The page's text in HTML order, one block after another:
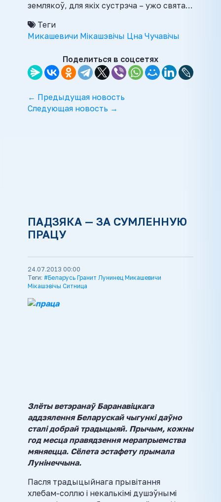
землякоў, для якіх сустрэча – ужо свята…
Теги
Микашевичи Мікашэвічы Цна Чучавічы
Поделиться в соцсетях
← Предыдущая новость
Следующая новость →
ПАДЗЯКА — ЗА СУМЛЕННУЮ
ПРАЦУ
24.07.2013 00:00
Теги: #Беларусь Гранит Лунинец Микашевичи
Мікашэвічы Ситница
Злёты ветэранаў Баранавіцкага
аддзялення Беларускай чыгункі даўно
сталі добрай традыцыяй. Прычым, кожны
год месца правядзення мерапрыемства
мяняецца. Сёлета эстафету прымала
Лунінеччына.
Пасля традыцыйнага прывітання
хлебам-соллю і некалькімі душэўнымі